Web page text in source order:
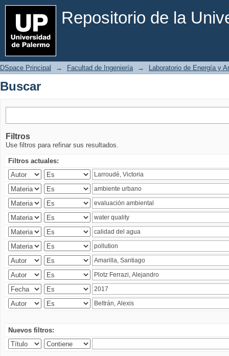
Repositorio de la
Buscar
DSpace Principal → Facultad de Ingeniería → Laboratorio de Energía y
Buscar
Filtros
Use filtros para refinar sus resultados.
Filtros actuales:
Nuevos filtros: